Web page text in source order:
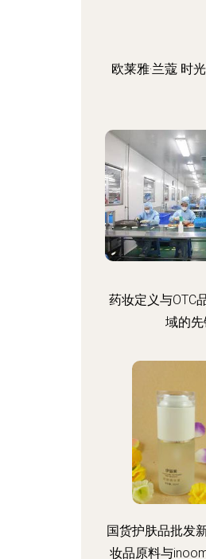
欧莱雅·兰蔻 时
药妆定义与OTC
域的
国货护肤品批发
妆品原料与